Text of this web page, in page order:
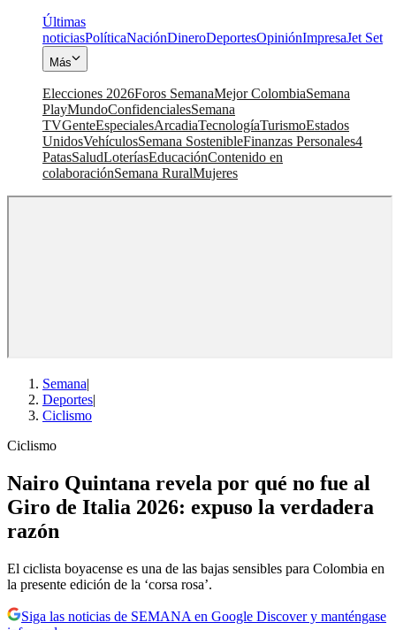
Últimas
noticiasPolíticaNaciónDineroDeportesOpiniónImpresaJet Set
Más
Elecciones 2026Foros SemanaMejor ColombiaSemana
PlayMundoConfidencialesSemana
TVGenteEspecialesArcadiaTecnologíaTurismoEstados
UnidosVehículosSemana SostenibleFinanzas Personales4
PatasSaludLoteríasEducaciónContenido en
colaboraciónSemana RuralMujeres
Semana|
Deportes|
Ciclismo
Ciclismo
Nairo Quintana revela por qué no fue al
Giro de Italia 2026: expuso la verdadera
razón
El ciclista boyacense es una de las bajas sensibles para Colombia en
la presente edición de la ‘corsa rosa’.
Siga las noticias de SEMANA en Google Discover y manténgase